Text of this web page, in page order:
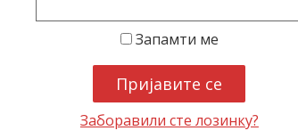
Запамти ме
Заборавили сте лозинку?